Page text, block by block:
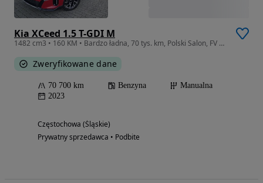
Kia XCeed 1.5 T-GDI M
1482 cm3 • 160 KM • Bardzo ładna, 70 tys. km, Polski Salon, FV 23%, Bezwypadkowa, Gwarancj
Zweryfikowane dane
70 700 km Benzyna
Manualna
2023
Częstochowa (Śląskie)
Prywatny sprzedawca • Podbite